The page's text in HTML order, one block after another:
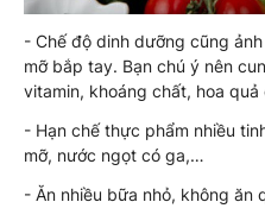
- Chế độ dinh dưỡng cũng
mỡ bắp tay. Bạn chú ý nên
vitamin, khoáng chất, hoa
- Hạn chế thực phẩm nhiều
mỡ, nước ngọt có ga,…
- Ăn nhiều bữa nhỏ, không ăn